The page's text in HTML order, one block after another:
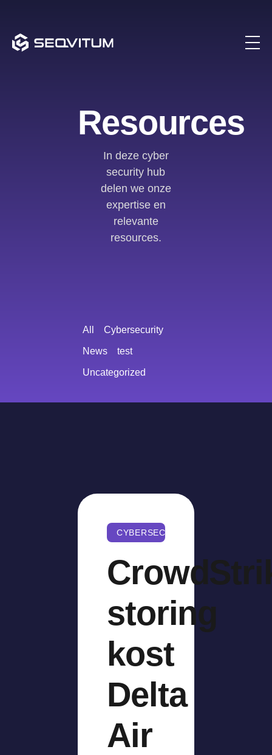
Resources
In deze cyber
security hub
delen we onze
expertise en
relevante
resources.
Cybersecurity
News test
Uncategorized
All
CYBERSECURITY
storing
kost
Delta
Air